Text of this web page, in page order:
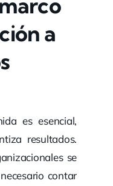
a
es esencial,
resultados.
se
contar